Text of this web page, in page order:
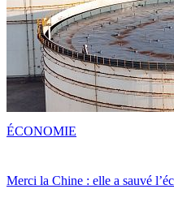
Merci la Chine : elle a sauvé
ÉCONOMIE